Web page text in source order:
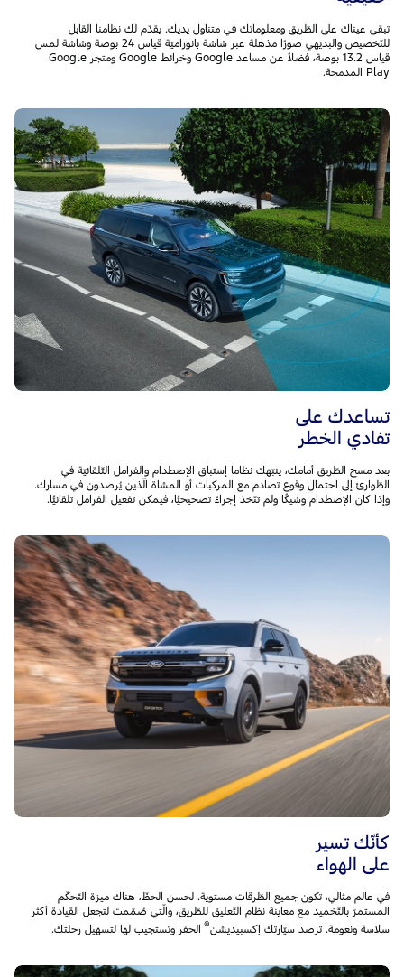
تبقى عيناك على الطّريق ومعلوماتك في متناول يديك. يقدّم لك نظامنا القابل
للتّخصيص والبديهي صورًا مذهلة عبر شاشة بانوراميّة قياس 24 بوصة وشاشة لمس
قياس 13.2 بوصة، فضلاً عن مساعد Google وخرائط Google ومتجر Google
Play المدمجة.
تساعدك على
تفادي الخطر
بعد مسح الطّريق أمامك، ينبّهك نظاما إستباق الإصطدام والفرامل التّلقائيّة في
الطّوارئ إلى احتمال وقوع تصادم مع المركبات أو المشاة الّذين يُرصدون في مسارك.
وإذا كان الإصطدام وشيكًا ولم تتّخذ إجراءً تصحيحيًّا، فيمكن تفعيل الفرامل تلقائيًّا.
كأنّك تسير
على الهواء
في عالم مثالي، تكون جميع الطّرقات مستوية. لحسن الحظّ، هناك ميزة التّحكّم
المستمرّ بالتّخميد مع معاينة نظام التّعليق للطّريق، والّتي صُمّمت لتجعل القيادة أكثر
سلاسة ونعومة. ترصد سيّارتك إكسبيديشن® الحفر وتستجيب لها لتسهيل رحلتك.